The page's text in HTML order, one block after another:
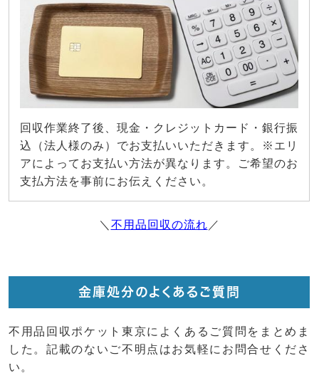
回収作業終了後、現金・クレジットカード・銀行振
込（法人様のみ）でお支払いいただきます。※エリ
アによってお支払い方法が異なります。ご希望のお
支払方法を事前にお伝えください。
＼ 不用品回収の流れ ／
金庫処分のよくあるご質問
不用品回収ポケット東京によくあるご質問をまとめま
した。記載のないご不明点はお気軽にお問合せくださ
い。